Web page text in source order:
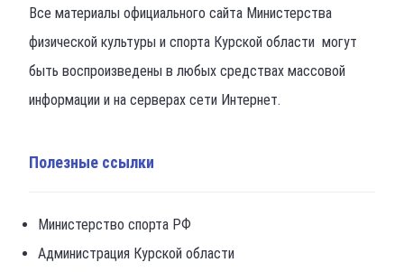
Все материалы официального сайта Министерства
физической культуры и спорта Курской области могут
быть воспроизведены в любых средствах массовой
информации и на серверах сети Интернет.
Полезные ссылки
Министерство спорта РФ
Администрация Курской области